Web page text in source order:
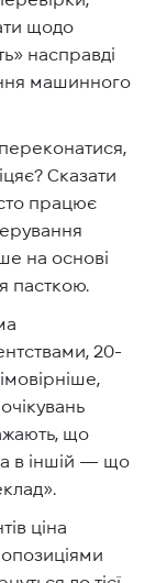
щодо
насправді
машинного
Сказати
працює
на основі
пасткою.
20-
що
а в іншій — що
ціна